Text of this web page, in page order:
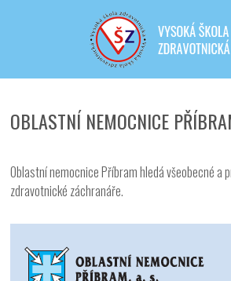
OBLASTNÍ NEMOCNICE
Oblastní nemocnice Příbram hledá všeobecné a
zdravotnické záchranáře.
Iveta - Vysoká škola
o.p.s.